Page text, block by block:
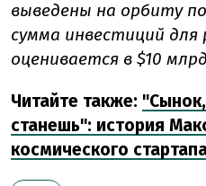
выведены на орбиту
сумма инвестиций для
оценивается в $10
Читайте также:
станешь": история
космического